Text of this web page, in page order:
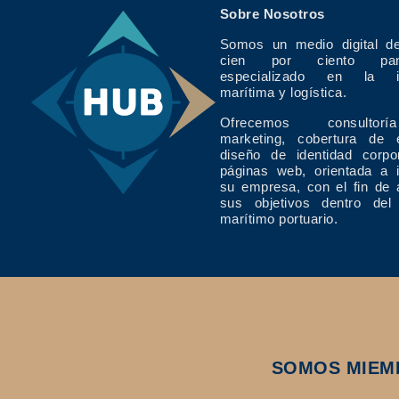
Sobre Nosotros
Somos un medio digital
cien por ciento
especializado en la
marítima y logística.
Ofrecemos
marketing, cobertura de
diseño de identidad
páginas web, orientada a
su empresa, con el fin de
sus objetivos dentro del
marítimo portuario.
SOMOS